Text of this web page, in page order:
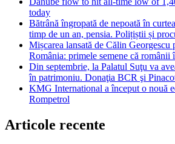
today
Bătrână îngropată de nepoată în
timp de un an, pensia. Polițiștii și
Mișcarea lansată de Călin Georgescu
România: primele semene că românii
Din septembrie, la Palatul Suţu va
în patrimoniu. Donaţia BCR şi
KMG International a început o nouă
Rompetrol
Articole recente